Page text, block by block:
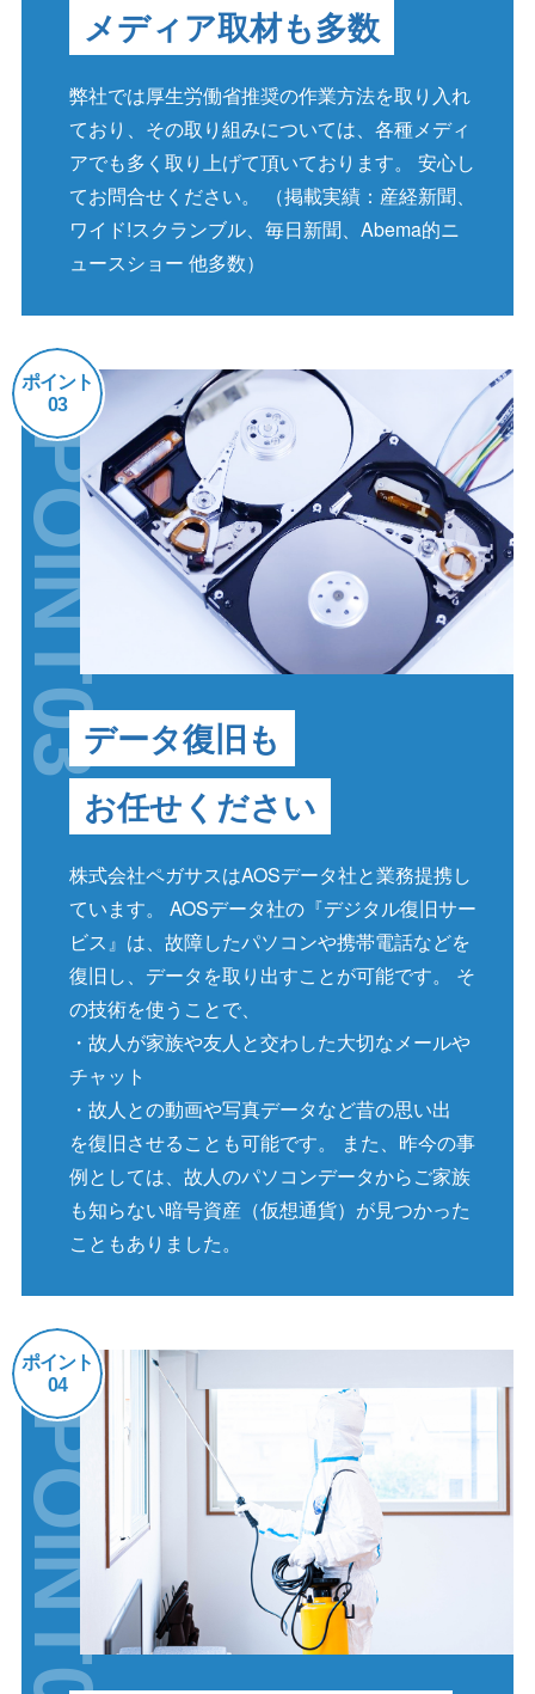
メディア取材も多数
弊社では厚生労働省推奨の作業方法を取り入れ
ており、その取り組みについては、各種メディ
アでも多く取り上げて頂いております。 安心し
てお問合せください。 （掲載実績：産経新聞、
ワイド!スクランブル、毎日新聞、Abema的ニ
ュースショー 他多数）
POINT03
ポイント
03
データ復旧も
お任せください
株式会社ペガサスはAOSデータ社と業務提携し
ています。 AOSデータ社の『デジタル復旧サー
ビス』は、故障したパソコンや携帯電話などを
復旧し、データを取り出すことが可能です。 そ
の技術を使うことで、
・故人が家族や友人と交わした大切なメールや
チャット
・故人との動画や写真データなど昔の思い出
を復旧させることも可能です。 また、昨今の事
例としては、故人のパソコンデータからご家族
も知らない暗号資産（仮想通貨）が見つかった
こともありました。
POINT04
ポイント
04